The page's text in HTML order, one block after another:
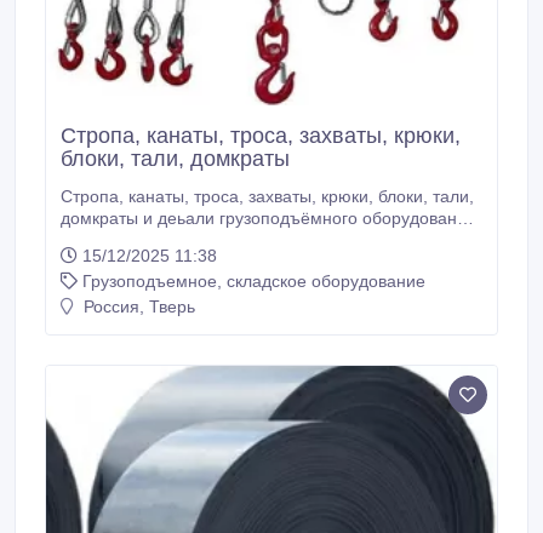
Стропа, канаты, троса, захваты, крюки,
блоки, тали, домкраты
Стропа, канаты, троса, захваты, крюки, блоки, тали,
домкраты и деьали грузоподъёмного оборудования
15/12/2025 11:38
Грузоподъемное, складское оборудование
Россия, Тверь